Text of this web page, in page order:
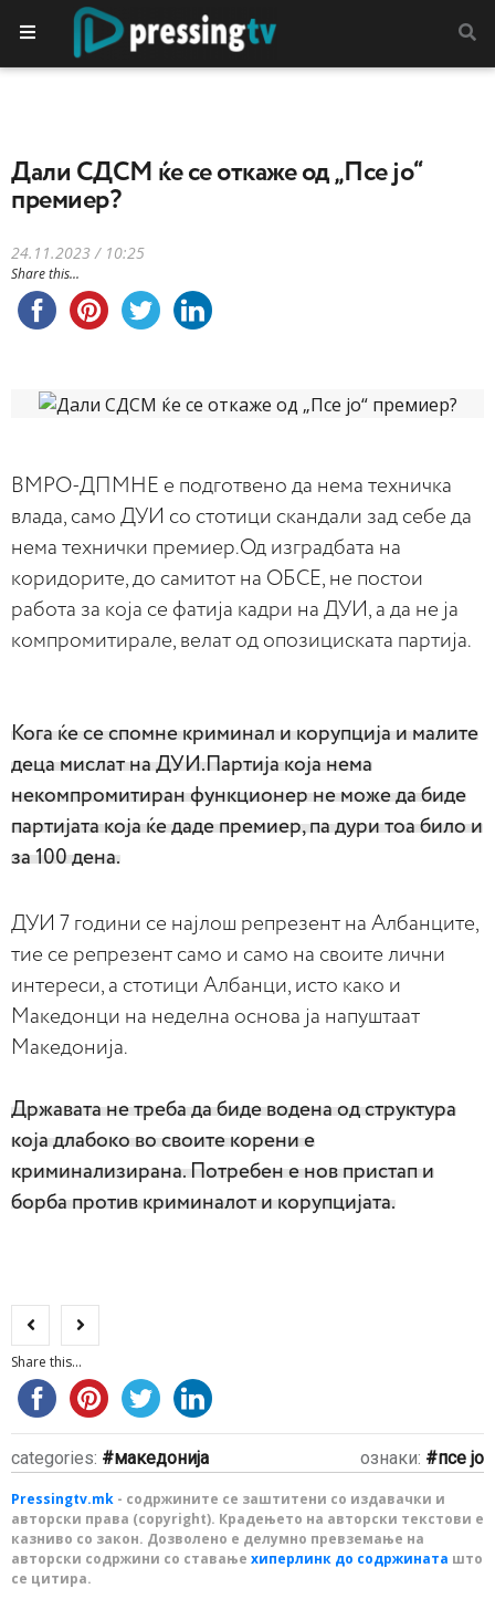
Дали СДСМ ќе се откаже од „Псе јо“
премиер?
24.11.2023 / 10:25
Share this...
ВМРО-ДПМНЕ е подготвено да нема техничка
влада, само ДУИ со стотици скандали зад себе да
нема технички премиер.Од изградбата на
коридорите, до самитот на ОБСЕ, не постои
работа за која се фатија кадри на ДУИ, а да не ја
компромитирале, велат од опозициската партија.
Кога ќе се спомне криминал и корупција и малите
деца мислат на ДУИ.Партија која нема
некомпромитиран функционер не може да биде
партијата која ќе даде премиер, па дури тоа било и
за 100 дена.
ДУИ 7 години се најлош репрезент на Албанците,
тие се репрезент само и само на своите лични
интереси, а стотици Албанци, исто како и
Македонци на неделна основа ја напуштаат
Македонија.
Државата не треба да биде водена од структура
која длабоко во своите корени е
криминализирана. Потребен е нов пристап и
борба против криминалот и корупцијата.
Share this...
categories: македонија ознаки: псе јо
Pressingtv.mk - содржините се заштитени со издавачки и
авторски права (copyright). Крадењето на авторски текстови е
казниво со закон. Дозволено е делумно превземање на
авторски содржини со ставање хиперлинк до содржината што
се цитира.